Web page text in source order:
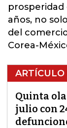
prosperidad
años, no
del
Corea-
ARTÍCULO
Quinta
julio con